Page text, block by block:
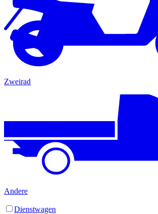
Zweirad
Andere
Dienstwagen